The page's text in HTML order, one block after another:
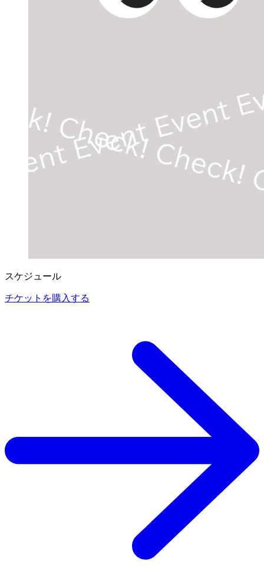
スケジュール
チケットを購入する